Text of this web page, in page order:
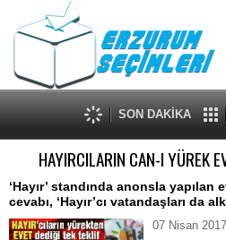
SON DAKİKA
HAYIRCILARIN CAN-I YÜREK
‘Hayır’ standında anonsla
cevabı, ‘Hayır’cı vatandaşları da
07 Nisan